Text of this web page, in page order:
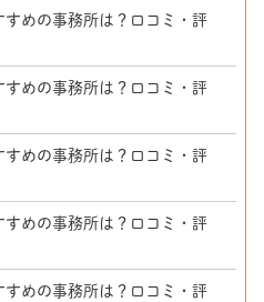
めの事務所は？口コミ・評
めの事務所は？口コミ・評
めの事務所は？口コミ・評
めの事務所は？口コミ・評
めの事務所は？口コミ・評